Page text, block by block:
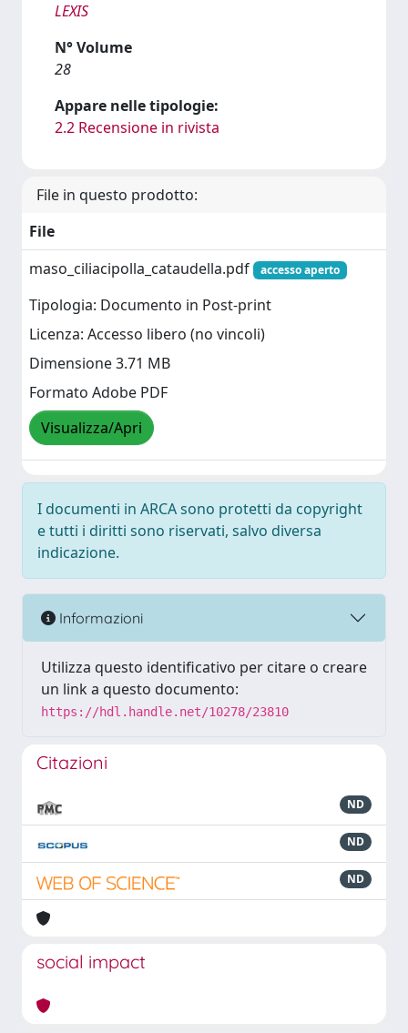
LEXIS
N° Volume
28
Appare nelle tipologie:
2.2 Recensione in rivista
File in questo prodotto:
File
maso_ciliacipolla_cataudella.pdf
accesso aperto
Tipologia: Documento in Post-print
Licenza: Accesso libero (no vincoli)
Dimensione 3.71 MB
Formato Adobe PDF
Visualizza/Apri
I documenti in ARCA sono protetti da copyright
e tutti i diritti sono riservati, salvo diversa
indicazione.
Informazioni
Utilizza questo identificativo per citare o creare
un link a questo documento:
https://hdl.handle.net/10278/23810
Citazioni
ND
ND
ND
social impact